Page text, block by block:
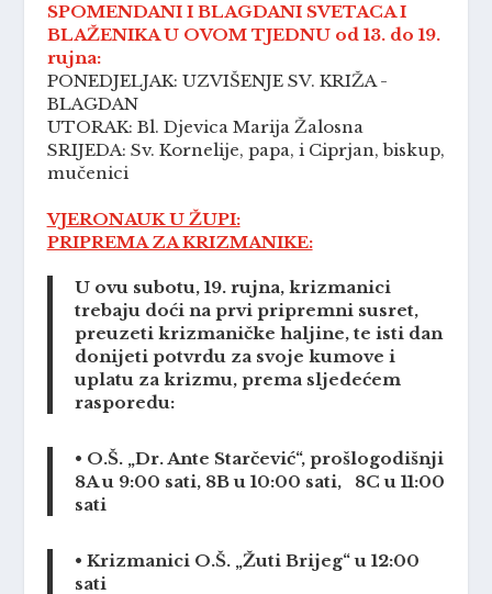
SPOMENDANI I BLAGDANI SVETACA I
BLAŽENIKA U OVOM TJEDNU od 13. do 19.
rujna:
PONEDJELJAK: UZVIŠENJE SV. KRIŽA -
BLAGDAN
UTORAK: Bl. Djevica Marija Žalosna
SRIJEDA: Sv. Kornelije, papa, i Ciprjan, biskup,
mučenici
VJERONAUK U ŽUPI:
PRIPREMA ZA KRIZMANIKE:
U ovu subotu, 19. rujna, krizmanici
trebaju doći na prvi pripremni susret,
preuzeti krizmaničke haljine, te isti dan
donijeti potvrdu za svoje kumove i
uplatu za krizmu, prema sljedećem
rasporedu:
• O.Š. „Dr. Ante Starčević“, prošlogodišnji
8A u 9:00 sati, 8B u 10:00 sati, 8C u 11:00
sati
• Krizmanici O.Š. „Žuti Brijeg“ u 12:00
sati